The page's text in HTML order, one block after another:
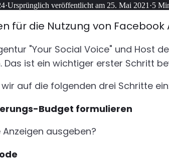
·Ursprünglich veröffentlicht am 25. Mai 2021 ·5
für die Nutzung von
"Your Social Voice" und Host
ist ein wichtiger erster Schritt
auf die folgenden drei Schritte
Budget formulieren
ausgeben?